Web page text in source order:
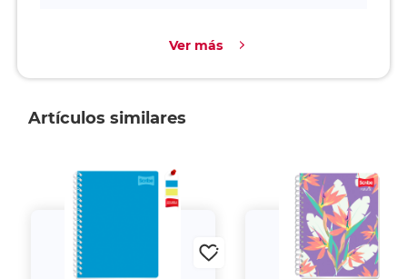
Ver más
Artículos similares